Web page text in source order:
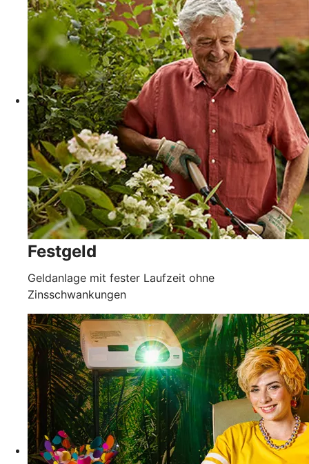
Festgeld
Geldanlage mit fester Laufzeit ohne
Zinsschwankungen